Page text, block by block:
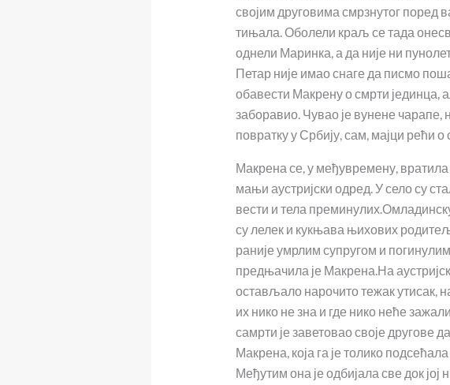
својим друговима смрзнутог поред
тињала. Оболели краљ се тада
однели Маринка, а да није ни
Петар није имао снаге да писмо
обавести Макрену о смрти јединца,
заборавио. Чувао је вунене чарапе,
повратку у Србију, сам, мајци рећи
Макрена се, у међувремену,
мањи аустријски одред. У село су
вести и тела
су лелек и кукњава њихових
раније умрлим супругом и
предњачила је Макрена.На
остављало нарочито тежак утисак,
их нико не зна и где нико неће
самрти је заветовао своје другове
Макрена, која га је толико
Међутим она је одбијала све док јој